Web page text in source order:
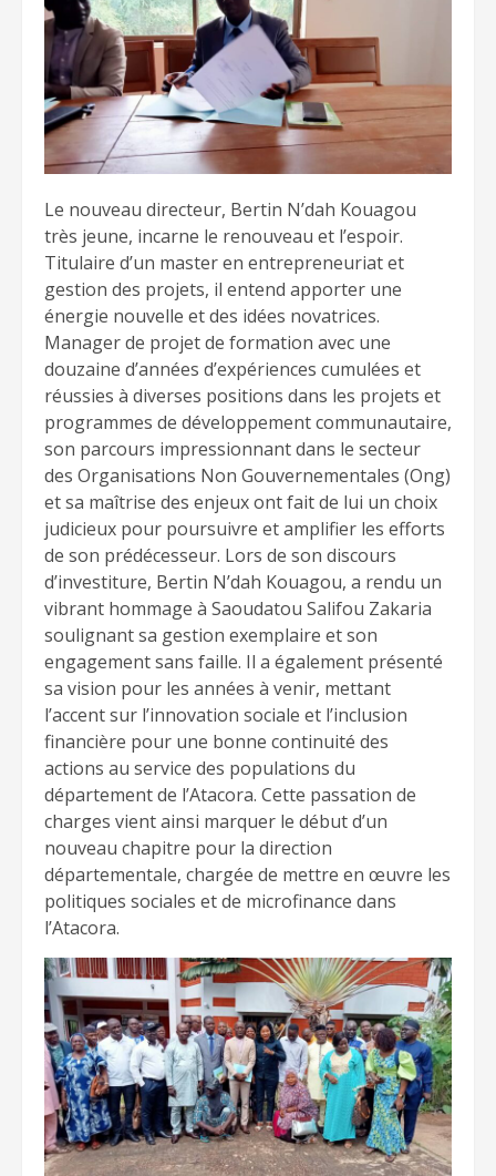
Le nouveau directeur, Bertin N’dah Kouagou
très jeune, incarne le renouveau et l’espoir.
Titulaire d’un master en entrepreneuriat et
gestion des projets, il entend apporter une
énergie nouvelle et des idées novatrices.
Manager de projet de formation avec une
douzaine d’années d’expériences cumulées et
réussies à diverses positions dans les projets et
programmes de développement communautaire,
son parcours impressionnant dans le secteur
des Organisations Non Gouvernementales (Ong)
et sa maîtrise des enjeux ont fait de lui un choix
judicieux pour poursuivre et amplifier les efforts
de son prédécesseur. Lors de son discours
d’investiture, Bertin N’dah Kouagou, a rendu un
vibrant hommage à Saoudatou Salifou Zakaria
soulignant sa gestion exemplaire et son
engagement sans faille. Il a également présenté
sa vision pour les années à venir, mettant
l’accent sur l’innovation sociale et l’inclusion
financière pour une bonne continuité des
actions au service des populations du
département de l’Atacora. Cette passation de
charges vient ainsi marquer le début d’un
nouveau chapitre pour la direction
départementale, chargée de mettre en œuvre les
politiques sociales et de microfinance dans
l’Atacora.